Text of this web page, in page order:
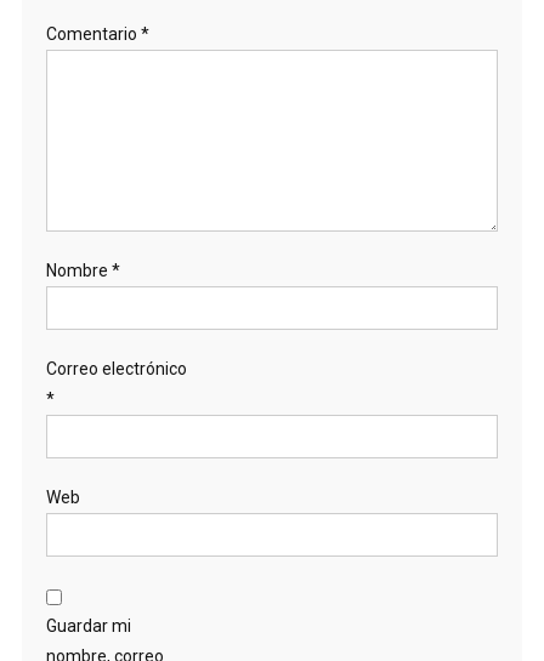
Comentario *
Nombre *
Correo electrónico
*
Web
Guardar mi
nombre, correo